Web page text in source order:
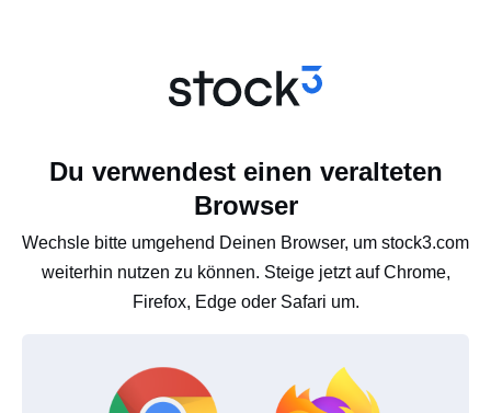
Du verwendest einen veralteten
Browser
Wechsle bitte umgehend Deinen Browser, um stock3.com
weiterhin nutzen zu können. Steige jetzt auf Chrome,
Firefox, Edge oder Safari um.